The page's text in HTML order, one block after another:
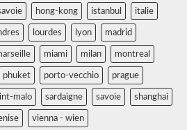
hong-kong istanbul italie
lourdes lyon madrid
miami milan montreal
phuket porto-vecchio prague
malo sardaigne savoie shanghai
vienna - wien